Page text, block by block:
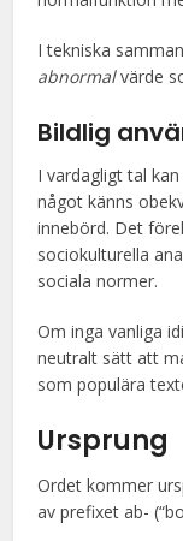
I tekniska
abnormalvärde
Bildlig
I vardagligt tal
något känns
innebörd. Det
sociokulturella
sociala normer.
Om inga vanliga
neutralt sätt att
som populära
Ursprung
Ordet kommer
av prefixet ab-